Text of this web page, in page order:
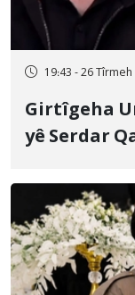
19:43 - 26
Girtîgeha
yê Serdar